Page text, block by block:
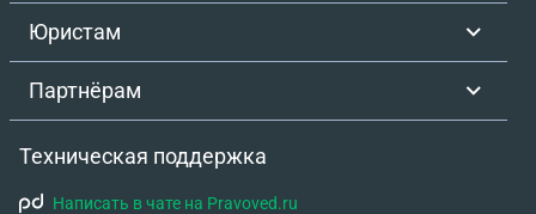
Юристам
Партнёрам
Техническая поддержка
Написать в чате на Pravoved.ru